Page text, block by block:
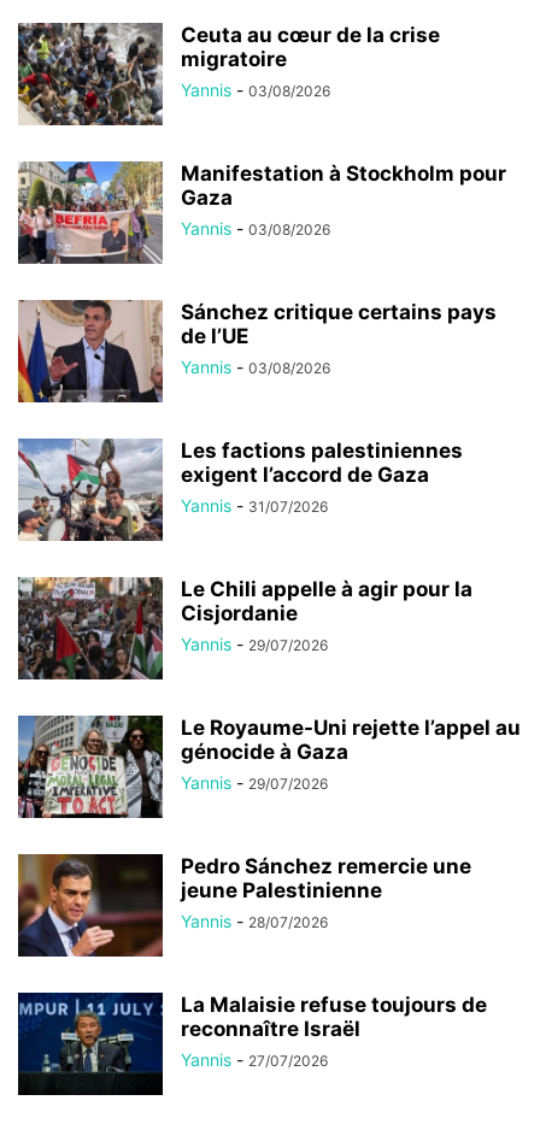
Ceuta au cœur de la crise
migratoire
Yannis - 03/08/2026
Manifestation à Stockholm pour
Gaza
Yannis - 03/08/2026
Sánchez critique certains pays
de l’UE
Yannis - 03/08/2026
Les factions palestiniennes
exigent l’accord de Gaza
Yannis - 31/07/2026
Le Chili appelle à agir pour la
Cisjordanie
Yannis - 29/07/2026
Le Royaume-Uni rejette l’appel au
génocide à Gaza
Yannis - 29/07/2026
Pedro Sánchez remercie une
jeune Palestinienne
Yannis - 28/07/2026
La Malaisie refuse toujours de
reconnaître Israël
Yannis - 27/07/2026